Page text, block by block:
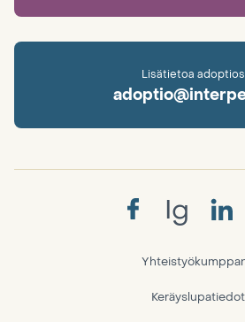
Lisätietoa
Ig
Keräyslupatiedot